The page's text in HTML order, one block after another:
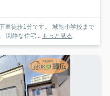
車徒歩1分です。 城乾小学校まで
閑静な住宅...
もっと見る